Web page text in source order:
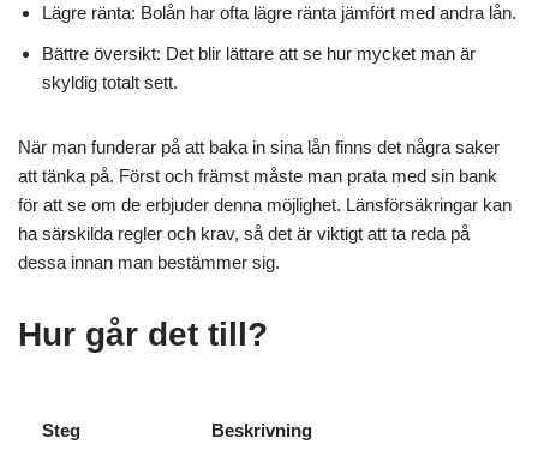
Lägre ränta: Bolån har ofta lägre ränta jämfört med andra lån.
Bättre översikt: Det blir lättare att se hur mycket man är
skyldig totalt sett.
När man funderar på att baka in sina lån finns det några saker
att tänka på. Först och främst måste man prata med sin bank
för att se om de erbjuder denna möjlighet. Länsförsäkringar kan
ha särskilda regler och krav, så det är viktigt att ta reda på
dessa innan man bestämmer sig.
Hur går det till?
Steg Beskrivning